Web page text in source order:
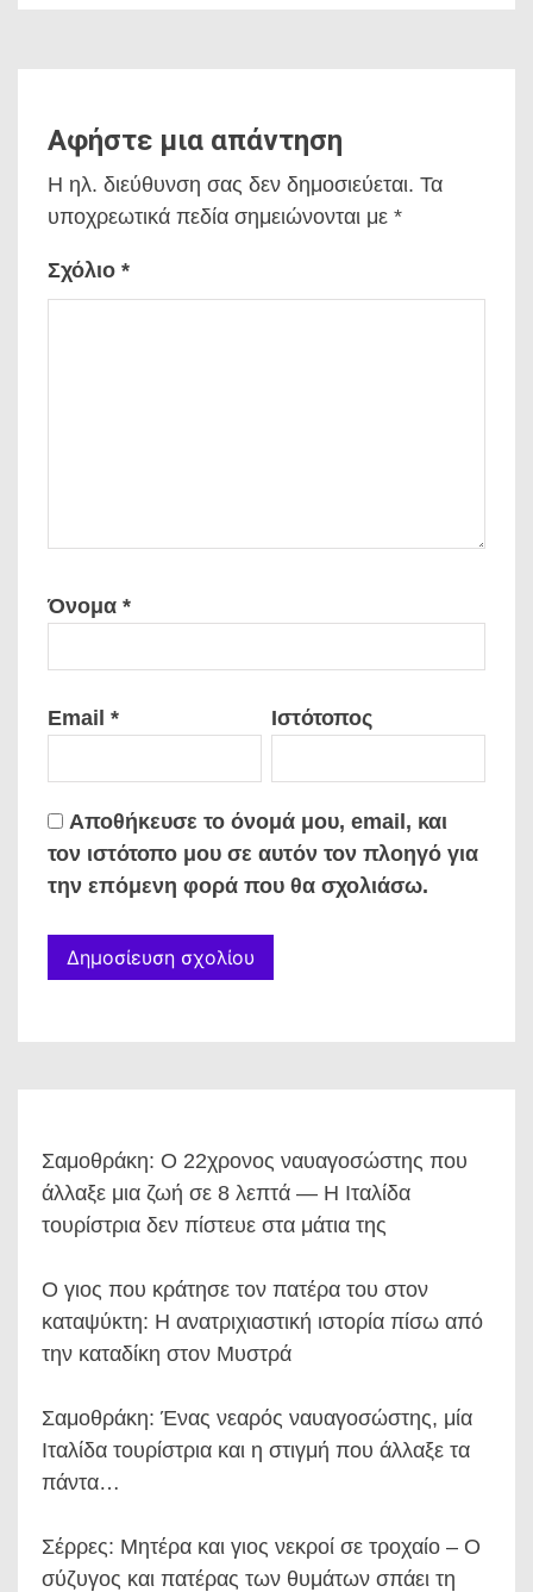
Αφήστε μια απάντηση
Η ηλ. διεύθυνση σας δεν δημοσιεύεται. Τα
υποχρεωτικά πεδία σημειώνονται με *
Σχόλιο *
Όνομα *
Email * Ιστότοπος
Αποθήκευσε το όνομά μου, email, και
τον ιστότοπο μου σε αυτόν τον πλοηγό για
την επόμενη φορά που θα σχολιάσω.
Σαμοθράκη: Ο 22χρονος ναυαγοσώστης που
άλλαξε μια ζωή σε 8 λεπτά — Η Ιταλίδα
τουρίστρια δεν πίστευε στα μάτια της
Ο γιος που κράτησε τον πατέρα του στον
καταψύκτη: Η ανατριχιαστική ιστορία πίσω από
την καταδίκη στον Μυστρά
Σαμοθράκη: Ένας νεαρός ναυαγοσώστης, μία
Ιταλίδα τουρίστρια και η στιγμή που άλλαξε τα
πάντα…
Σέρρες: Μητέρα και γιος νεκροί σε τροχαίο – Ο
σύζυγος και πατέρας των θυμάτων σπάει τη